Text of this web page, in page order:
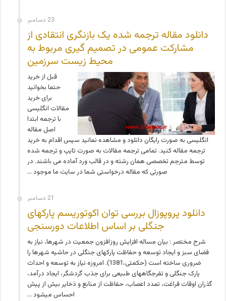
23 دسامبر
دانلود مقاله ترجمه شده یک بازنگری انتقادی از
مشارکت عمومی در تصمیم گیری مربوط به
محیط زیست سرزمین
قبل از خرید
حتما بخوانید
برای خرید
مقالات انگلیسی
با ترجمه ابتدا
اصل مقاله
انگلیسی به صورت رایگان دانلود و مشاهده نمائید سپس اقدام به خرید
ترجمه مقاله کنید. تمامی ترجمه مقالات به صورت تایپ و ترجمه شده
توسط مترجم تخصصی همان رشته و در قالب ورد آماده می باشند. در
صورتی که مقاله درخواستی شما در سایت ما موجود …
21 دسامبر
دانلود پروپوزال بررسی توان اکوتوریسم پارکهای
جنگلی بر اساس اطلاعات دورسنجی
شرح مختصر : بیان مساله افزایش روز­افزون جمعیت در شهرها، نیاز به
فضای سبز و ایجاد توسعه و حفاظت پارک­های جنگلی در حاشیه شهرها را
ضروری ساخته است (حکمتی،1381). امروزه نیاز به توسعه و احداث
پارک­ جنگلی و تفرجگاه­های طبیعی برای جذب گردشگر، ایجاد در­آمد،
گذران اوقات فراغت، تمدد اعصاب، حفاظت از منابع و ذخایر بیش از پیش
احساس می­شود …